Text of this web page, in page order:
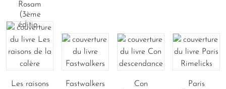
Rosam
(3ème
éditio...
Les raisons
Fastwalkers
Con
Paris